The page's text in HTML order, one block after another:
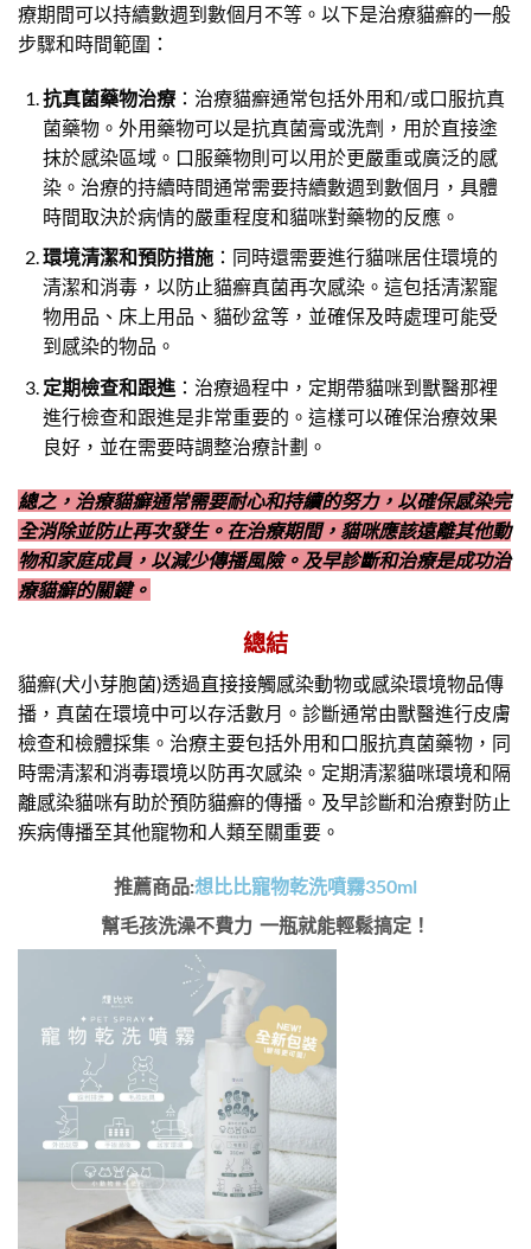
療期間可以持續數週到數個月不等。以下是治療貓癬的一般
步驟和時間範圍：
抗真菌藥物治療：治療貓癬通常包括外用和/或口服抗真
菌藥物。外用藥物可以是抗真菌膏或洗劑，用於直接塗
抹於感染區域。口服藥物則可以用於更嚴重或廣泛的感
染。治療的持續時間通常需要持續數週到數個月，具體
時間取決於病情的嚴重程度和貓咪對藥物的反應。
環境清潔和預防措施：同時還需要進行貓咪居住環境的
清潔和消毒，以防止貓癬真菌再次感染。這包括清潔寵
物用品、床上用品、貓砂盆等，並確保及時處理可能受
到感染的物品。
定期檢查和跟進：治療過程中，定期帶貓咪到獸醫那裡
進行檢查和跟進是非常重要的。這樣可以確保治療效果
良好，並在需要時調整治療計劃。
總之，治療貓癬通常需要耐心和持續的努力，以確保感染完
全消除並防止再次發生。在治療期間，貓咪應該遠離其他動
物和家庭成員，以減少傳播風險。及早診斷和治療是成功治
療貓癬的關鍵。
總結
貓癬(犬小芽胞菌)透過直接接觸感染動物或感染環境物品傳
播，真菌在環境中可以存活數月。診斷通常由獸醫進行皮膚
檢查和檢體採集。治療主要包括外用和口服抗真菌藥物，同
時需清潔和消毒環境以防再次感染。定期清潔貓咪環境和隔
離感染貓咪有助於預防貓癬的傳播。及早診斷和治療對防止
疾病傳播至其他寵物和人類至關重要。
推薦商品:想比比寵物乾洗噴霧350ml
幫毛孩洗澡不費力 一瓶就能輕鬆搞定！